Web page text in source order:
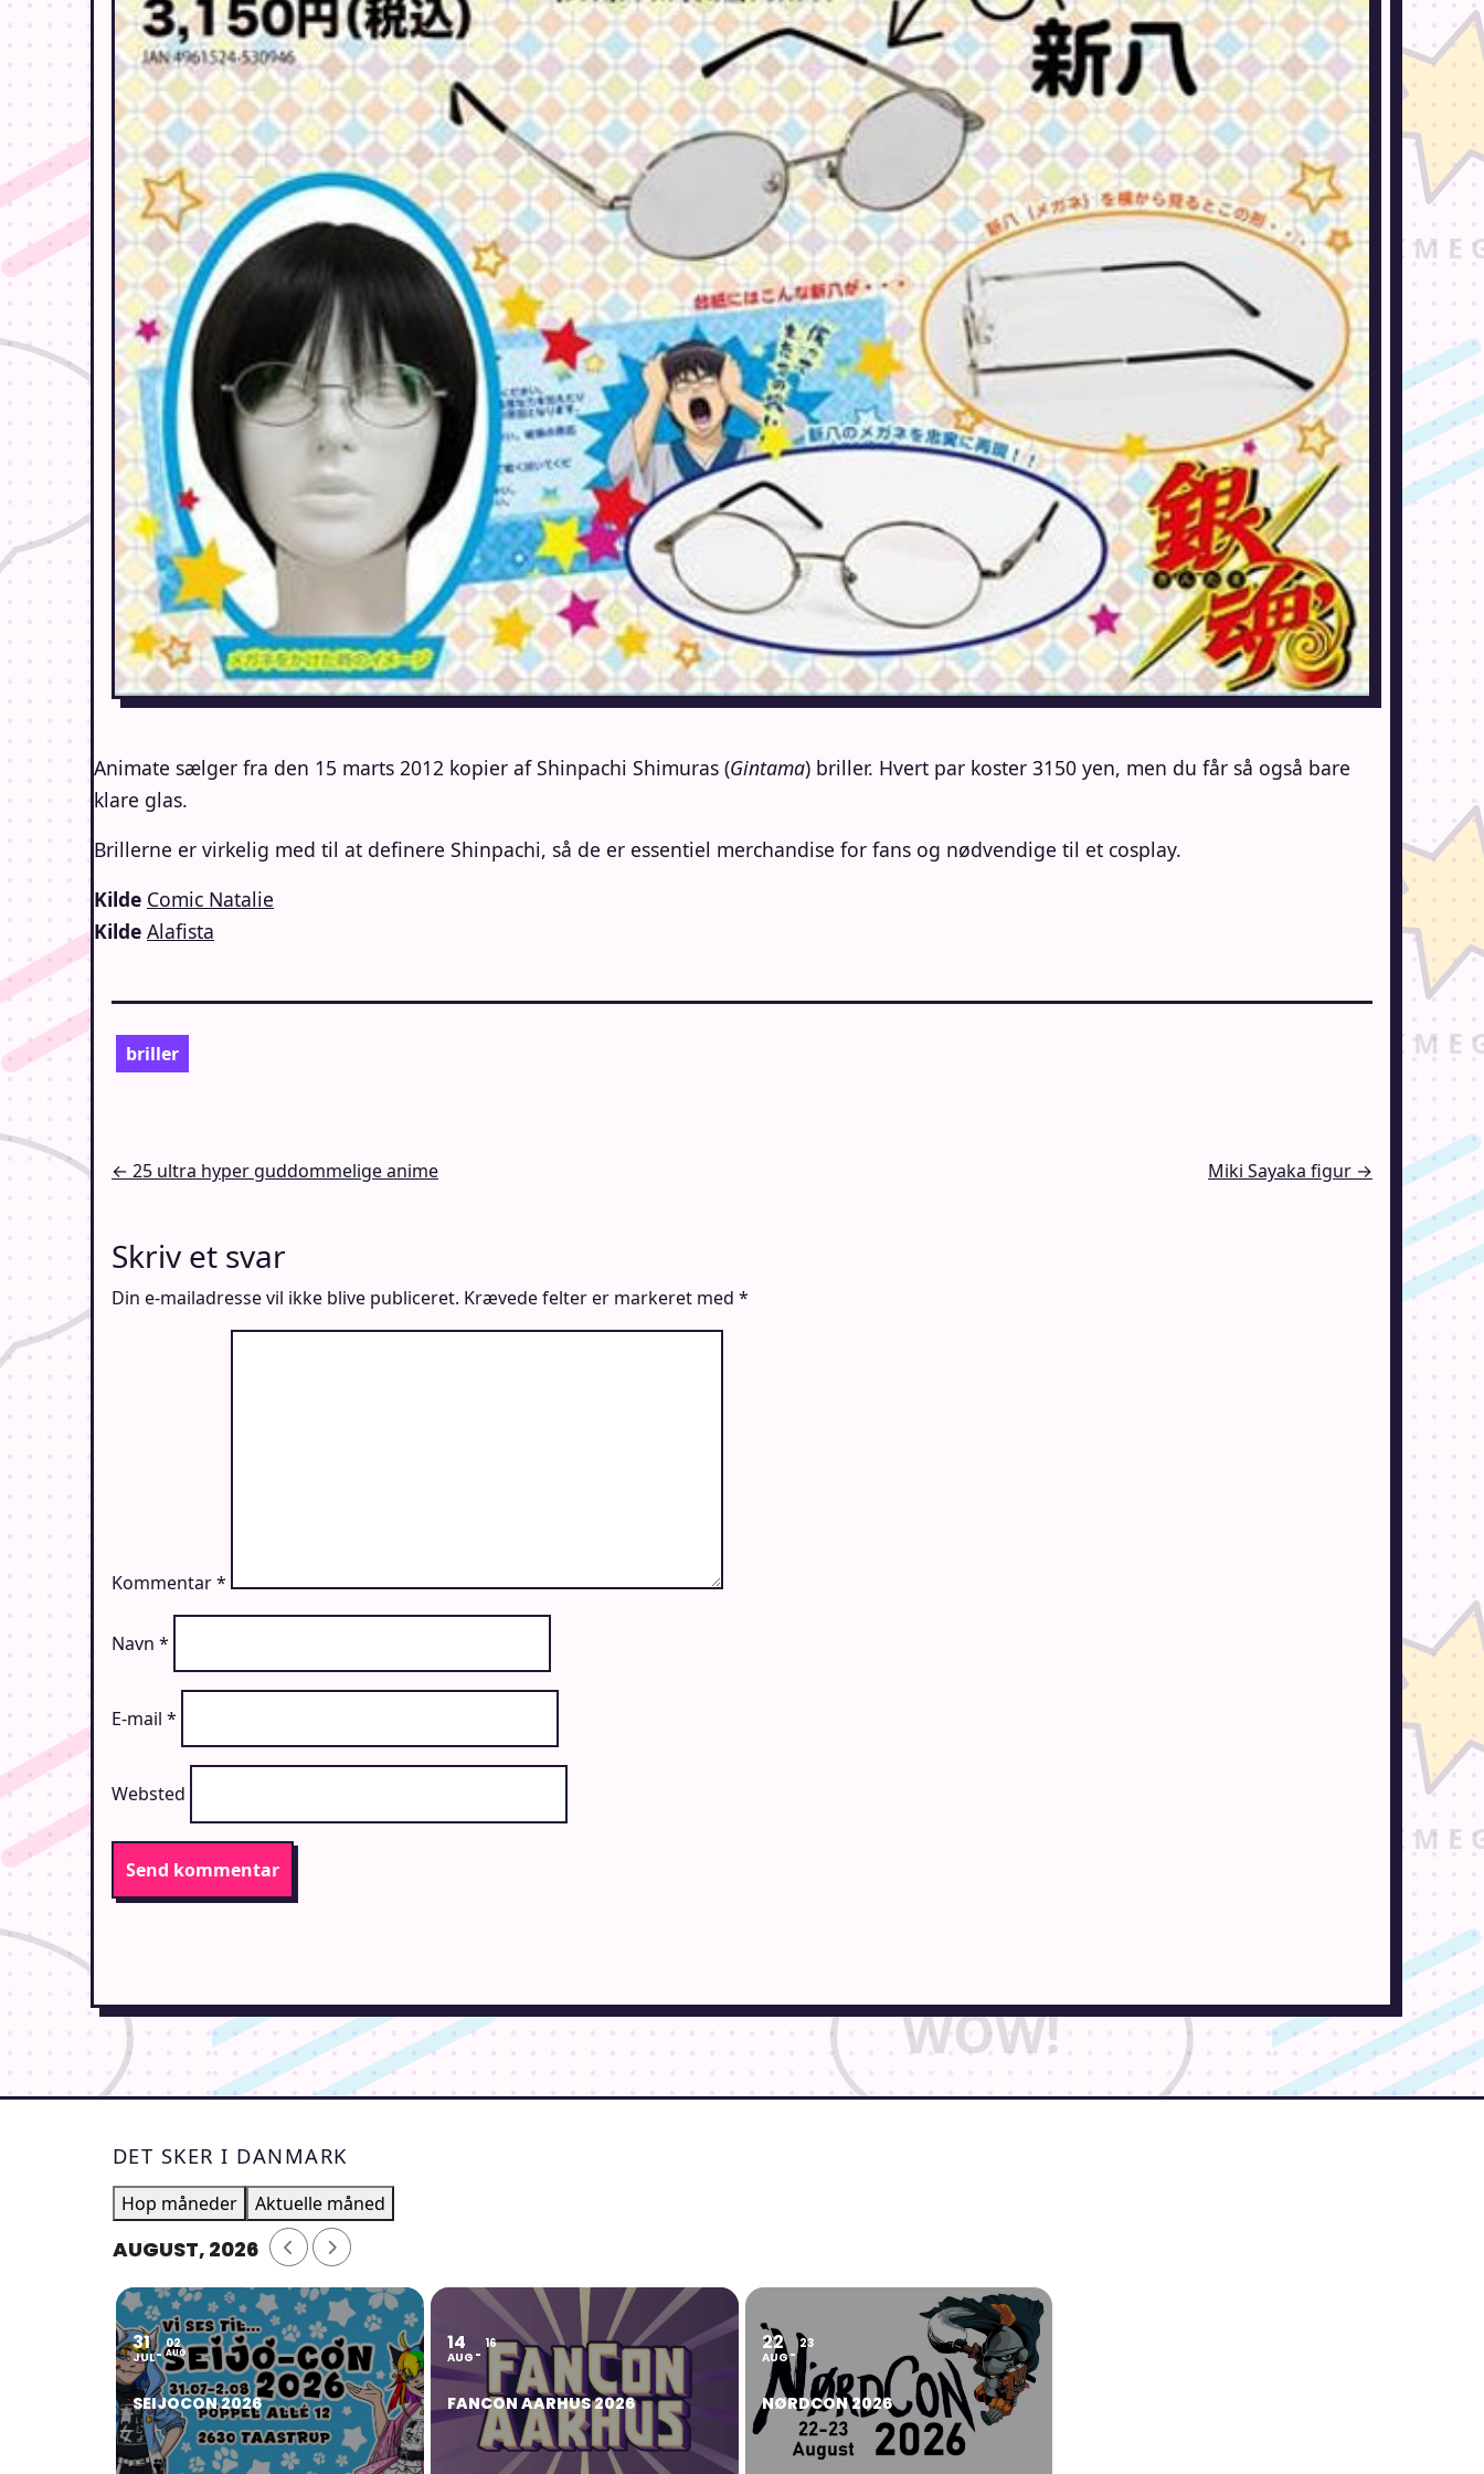
Animate sælger fra den 15 marts 2012 kopier af Shinpachi Shimuras (Gintama) briller. Hvert par koster 3150 yen, men du får så også bare
klare glas.
Brillerne er virkelig med til at definere Shinpachi, så de er essentiel merchandise for fans og nødvendige til et cosplay.
Kilde Comic Natalie
Kilde Alafista
briller
Indlægsnavigation
← 25 ultra hyper guddommelige anime Miki Sayaka figur →
Skriv et svar
Din e-mailadresse vil ikke blive publiceret. Krævede felter er markeret med *
Kommentar*
Navn *
E-mail *
Websted
DET SKER I DANMARK
Hop måneder Aktuelle måned
AUGUST, 2026
31
JUL
02
AUG
SEIJOCON 2026
14
AUG
16
FANCON AARHUS 2026
22
AUG
23
NØRDCON 2026